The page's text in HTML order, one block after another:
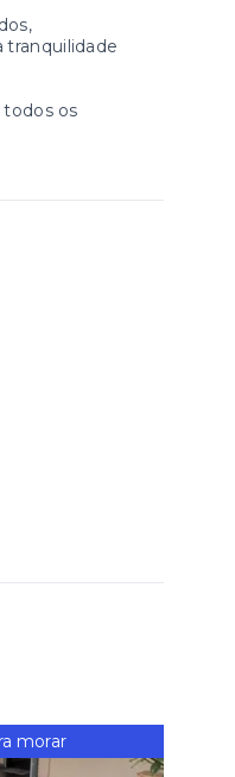
tranquilidade
os
morar